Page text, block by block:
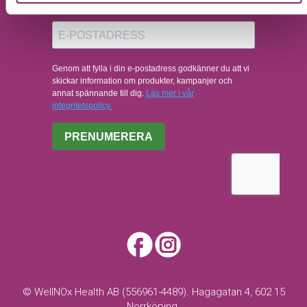
© WellNOx Health AB (556961-4489). Hagagatan 4, 602 15